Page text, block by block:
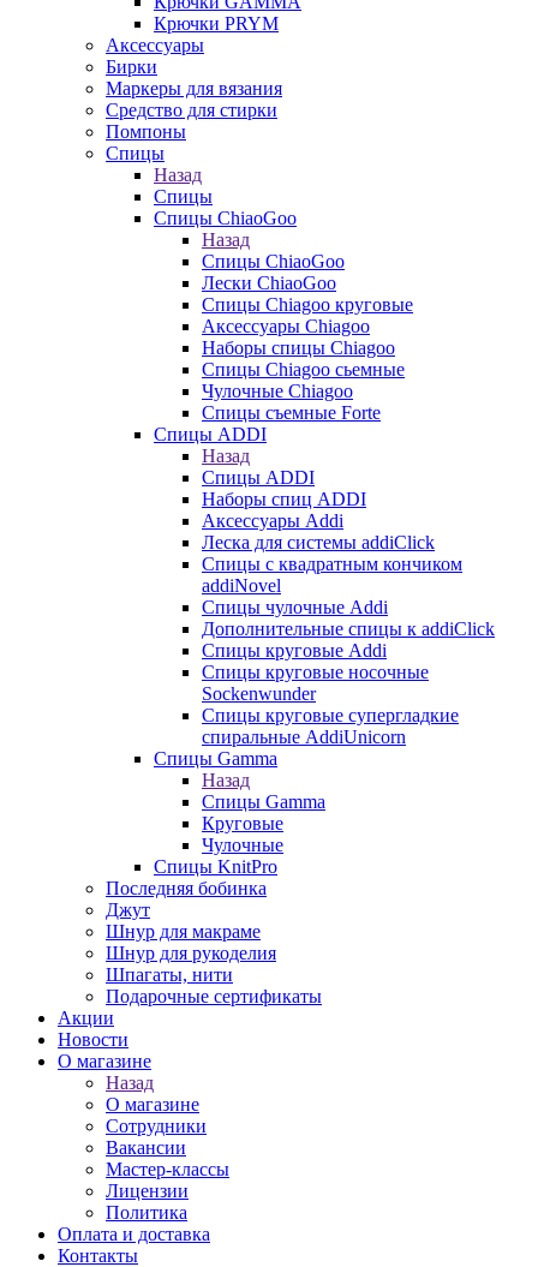
Крючки PRYM
Аксессуары
Бирки
Маркеры для вязания
Средство для стирки
Помпоны
Спицы
Назад
Спицы
Спицы ChiaoGoo
Назад
Спицы ChiaoGoo
Лески ChiaoGoo
Cпицы Сhiagoo круговые
Аксессуары Chiagoo
Наборы спицы Chiagoo
Спицы Chiagoo сьемные
Чулочные Chiagoo
Спицы съемные Forte
Спицы ADDI
Назад
Спицы ADDI
Наборы спиц ADDI
Аксессуары Addi
Леска для системы addiClick
Спицы с квадратным кончиком
addiNovel
Спицы чулочные Addi
Дополнительные спицы к addiClick
Спицы круговые Addi
Спицы круговые носочные
Sockenwunder
Спицы круговые супергладкие
спиральные AddiUnicorn
Спицы Gamma
Назад
Спицы Gamma
Круговые
Чулочные
Спицы KnitPro
Последняя бобинка
Джут
Шнур для макраме
Шнур для рукоделия
Шпагаты, нити
Подарочные сертификаты
Акции
Новости
О магазине
Назад
О магазине
Сотрудники
Вакансии
Мастер-классы
Лицензии
Политика
Оплата и доставка
Контакты